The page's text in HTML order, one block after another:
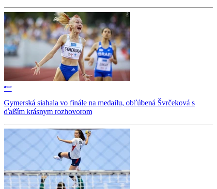
Gymerská siahala vo finále na medailu, obľúbená Švrčeková s
ďalším krásnym rozhovorom